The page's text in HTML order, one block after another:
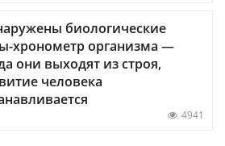
биологические
хронометр организма —
они выходят из строя,
человека
4941